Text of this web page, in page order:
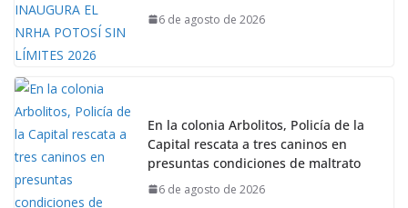
6 de agosto de 2026
En la colonia Arbolitos, Policía de la
Capital rescata a tres caninos en
presuntas condiciones de maltrato
6 de agosto de 2026